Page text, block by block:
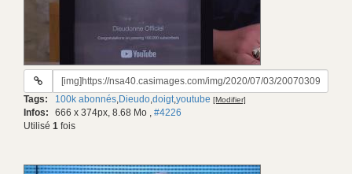
URL
gif:
Tags: 100k abonnés,Dieudo,doigt,youtube [Modifier]
Infos: 666 x 374px, 8.68 Mo , #4226
Utilisé 1 fois